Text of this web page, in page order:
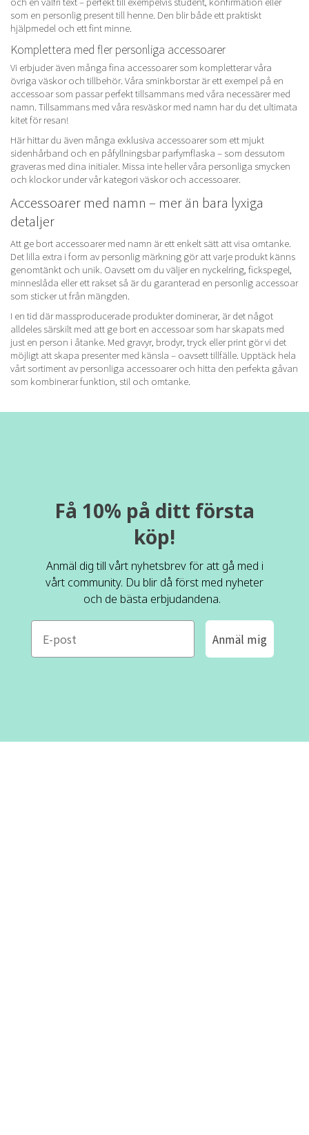
som en personlig present till henne. Den blir både ett praktiskt
hjälpmedel och ett fint minne.
Komplettera med fler personliga accessoarer
Vi erbjuder även många fina accessoarer som kompletterar våra
övriga väskor och tillbehör. Våra sminkborstar är ett exempel på en
accessoar som passar perfekt tillsammans med våra necessärer med
namn. Tillsammans med våra resväskor med namn har du det ultimata
kitet för resan!
Här hittar du även många exklusiva accessoarer som ett mjukt
sidenhårband och en påfyllningsbar parfymflaska – som dessutom
graveras med dina initialer. Missa inte heller våra personliga smycken
och klockorunder vår kategori väskor och accessoarer.
Accessoarer med namn – mer än bara lyxiga
detaljer
Att ge bort accessoarer med namn är ett enkelt sätt att visa omtanke.
Det lilla extra i form av personlig märkning gör att varje produkt känns
genomtänkt och unik. Oavsett om du väljer en nyckelring, fickspegel,
minneslåda eller ett rakset så är du garanterad en personlig accessoar
som sticker ut från mängden.
I en tid där massproducerade produkter dominerar, är det något
alldeles särskilt med att ge bort en accessoar som har skapats med
just en person i åtanke. Med gravyr, brodyr, tryck eller print gör vi det
möjligt att skapa presenter med känsla – oavsett tillfälle. Upptäck hela
vårt sortiment av personliga accessoarer och hitta den perfekta gåvan
som kombinerar funktion, stil och omtanke.
Få 10% på ditt första
köp!
Anmäl dig till vårt nyhetsbrev för att gå med i
vårt community. Du blir då först med nyheter
och de bästa erbjudandena.
e-mail
Anmäl mig